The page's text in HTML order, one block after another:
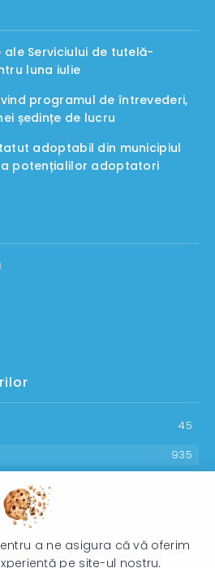
Serviciului de tutelă-
luna iulie
programul de întrevederi,
ședințe de lucru
adoptabil din municipiul
potențialilor adoptatori
45
935
a ne asigura că vă oferim
pe site-ul nostru.